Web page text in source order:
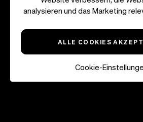
analysieren und das Marketing
ALLE COOKIES
Cookie-